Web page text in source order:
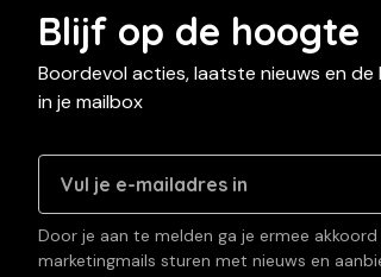
Blijf op de hoogte
Boordevol acties, laatste nieuws en
in je mailbox
Door je aan te melden ga je ermee
marketingmails sturen met nieuws en